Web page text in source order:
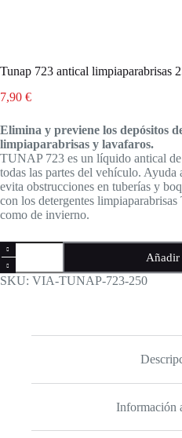
Tunap 723 antical limpiaparabrisas
7,90 €
Elimina y previene los depósitos
limpiaparabrisas y lavafaros.
TUNAP 723 es un líquido antical de
todas las partes del vehículo. Ayuda
evita obstrucciones en tuberías y
con los detergentes
como de invierno.
Tunap
723
antical
limpiaparabrisas
Añadir
SKU: VIA-TUNAP-723-250
Información